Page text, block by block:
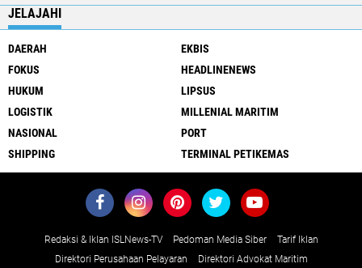
JELAJAHI
DAERAH
EKBIS
FOKUS
HEADLINENEWS
HUKUM
LIPSUS
LOGISTIK
MILLENIAL MARITIM
NASIONAL
PORT
SHIPPING
TERMINAL PETIKEMAS
Redaksi & Iklan ISLNews-TV Pedoman Media Siber
Tarif Iklan
Direktori Perusahaan Pelayaran
Direktori Advokat Maritim